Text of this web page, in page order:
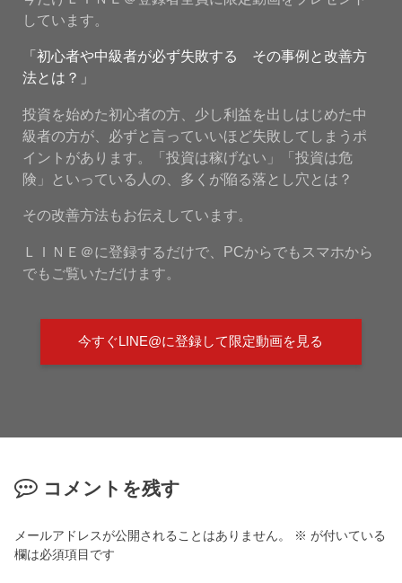
しています。
「初心者や中級者が必ず失敗する その事例と改善方
法とは？」
投資を始めた初心者の方、少し利益を出しはじめた中
級者の方が、必ずと言っていいほど失敗してしまうポ
イントがあります。「投資は稼げない」「投資は危
険」といっている人の、多くが陥る落とし穴とは？
その改善方法もお伝えしています。
ＬＩＮＥ＠に登録するだけで、PCからでもスマホから
でもご覧いただけます。
今すぐLINE@に登録して限定動画を見る
コメントを残す
メールアドレスが公開されることはありません。 ※ が付いている
欄は必須項目です